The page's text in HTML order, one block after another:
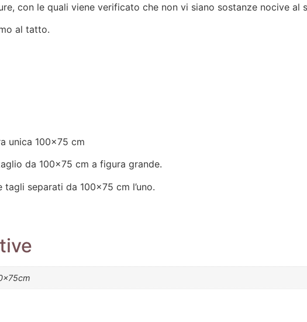
con le quali viene verificato che non vi siano sostanze nocive al
al tatto.
unica 100×75 cm
da 100×75 cm a figura grande.
separati da 100×75 cm l’uno.